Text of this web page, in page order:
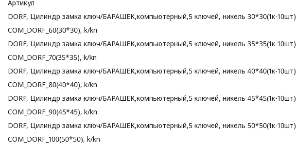
Артикул
DORF, Цилиндр замка ключ/БАРАШЕК,компьютерный,5 ключей, никель 30*30(1к-10шт)
COM_DORF_60(30*30), k/kn
DORF, Цилиндр замка ключ/БАРАШЕК,компьютерный,5 ключей, никель 35*35(1к-10шт)
COM_DORF_70(35*35), k/kn
DORF, Цилиндр замка ключ/БАРАШЕК,компьютерный,5 ключей, никель 40*40(1к-10шт)
COM_DORF_80(40*40), k/kn
DORF, Цилиндр замка ключ/БАРАШЕК,компьютерный,5 ключей, никель 45*45(1к-10шт)
COM_DORF_90(45*45), k/kn
DORF, Цилиндр замка ключ/БАРАШЕК,компьютерный,5 ключей, никель 50*50(1к-10шт)
COM_DORF_100(50*50), k/kn